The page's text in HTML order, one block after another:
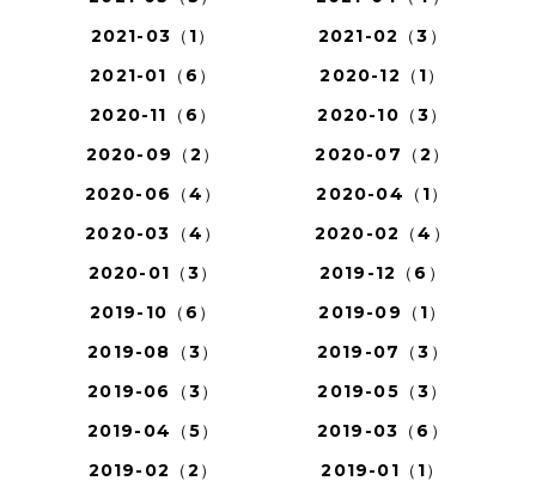
2021-03（1）
2021-02（3）
2021-01（6）
2020-12（1）
2020-11（6）
2020-10（3）
2020-09（2）
2020-07（2）
2020-06（4）
2020-04（1）
2020-03（4）
2020-02（4）
2020-01（3）
2019-12（6）
2019-10（6）
2019-09（1）
2019-08（3）
2019-07（3）
2019-06（3）
2019-05（3）
2019-04（5）
2019-03（6）
2019-02（2）
2019-01（1）